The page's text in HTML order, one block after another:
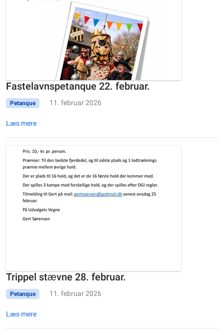
Fastelavnspetanque 22. februar.
Petanque 11. februar 2026
Læs mere
Trippel stævne 28. februar.
Petanque 11. februar 2026
Læs mere